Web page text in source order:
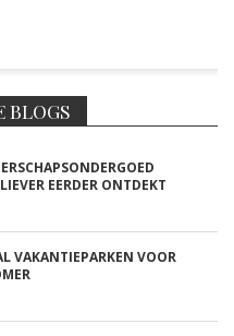
BLOGS
EERDER ONTDEKT
VAKANTIEPARKEN VOOR